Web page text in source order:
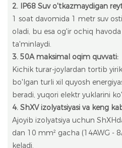
2. IP68 Suv o'tkazmaydigan
1 soat davomida 1 metr suv
oladi, bu esa og'ir ochiq
ta'minlaydi.
3. 50A maksimal oqim quvvati:
Kichik turar-joylardan tortib
bo'lgan turli xil quyosh
beradi, yuqori elektr yuklarini
4. ShXV izolyatsiyasi va keng
Ajoyib izolyatsiya uchun
dan 10 mm² gacha (14AWG -
keladi.